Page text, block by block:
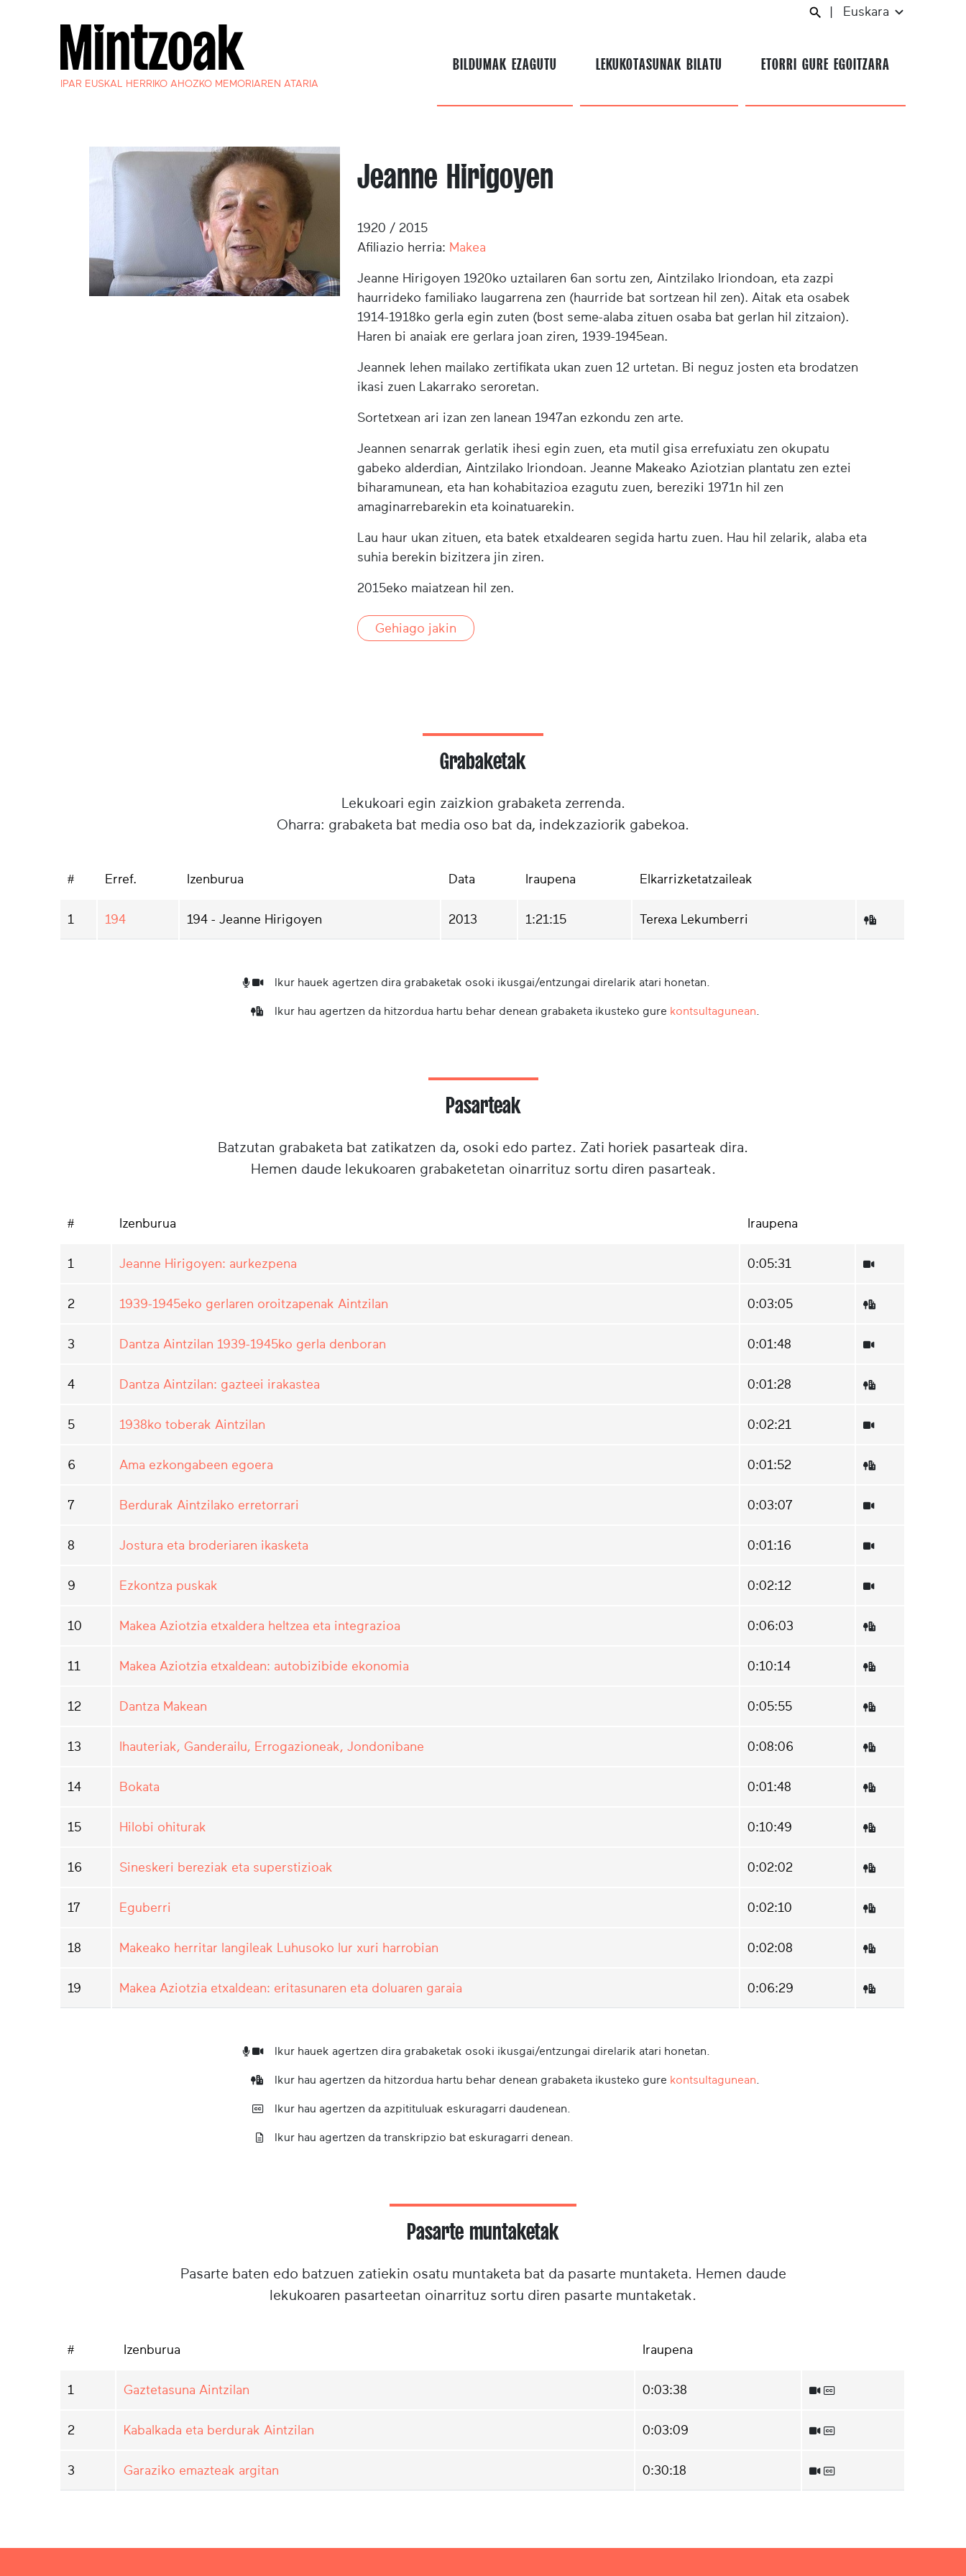
IPAR EUSKAL HERRIKO AHOZKO MEMORIAREN ATARIA
Euskara
BILDUMAK EZAGUTU LEKUKOTASUNAK BILATU ETORRI GURE EGOITZARA
Jeanne Hirigoyen
1920 / 2015
Afiliazio herria: Makea
Jeanne Hirigoyen 1920ko uztailaren 6an sortu zen, Aintzilako Iriondoan, eta zazpi
haurrideko familiako laugarrena zen (haurride bat sortzean hil zen). Aitak eta osabek
1914-1918ko gerla egin zuten (bost seme-alaba zituen osaba bat gerlan hil zitzaion).
Haren bi anaiak ere gerlara joan ziren, 1939-1945ean.
Jeannek lehen mailako zertifikata ukan zuen 12 urtetan. Bi neguz josten eta brodatzen
ikasi zuen Lakarrako seroretan.
Sortetxean ari izan zen lanean 1947an ezkondu zen arte.
Jeannen senarrak gerlatik ihesi egin zuen, eta mutil gisa errefuxiatu zen okupatu
gabeko alderdian, Aintzilako Iriondoan. Jeanne Makeako Aziotzian plantatu zen eztei
biharamunean, eta han kohabitazioa ezagutu zuen, bereziki 1971n hil zen
amaginarrebarekin eta koinatuarekin.
Lau haur ukan zituen, eta batek etxaldearen segida hartu zuen. Hau hil zelarik, alaba eta
suhia berekin bizitzera jin ziren.
2015eko maiatzean hil zen.
Gehiago jakin
Grabaketak
Lekukoari egin zaizkion grabaketa zerrenda.
Oharra: grabaketa bat media oso bat da, indekzaziorik gabekoa.
# Erref. Izenburua Data Iraupena Elkarrizketatzaileak
1 194 194 - Jeanne Hirigoyen 2013 1:21:15 Terexa Lekumberri
Ikur hauek agertzen dira grabaketak osoki ikusgai/entzungai direlarik atari honetan.
Ikur hau agertzen da hitzordua hartu behar denean grabaketa ikusteko gure kontsultagunean
Pasarteak
Batzutan grabaketa bat zatikatzen da, osoki edo partez. Zati horiek pasarteak dira.
Hemen daude lekukoaren grabaketetan oinarrituz sortu diren pasarteak.
# Izenburua Iraupena
1 Jeanne Hirigoyen: aurkezpena 0:05:31
2 1939-1945eko gerlaren oroitzapenak Aintzilan 0:03:05
3 Dantza Aintzilan 1939-1945ko gerla denboran 0:01:48
4 Dantza Aintzilan: gazteei irakastea 0:01:28
5 1938ko toberak Aintzilan 0:02:21
6 Ama ezkongabeen egoera 0:01:52
7 Berdurak Aintzilako erretorrari 0:03:07
8 Jostura eta broderiaren ikasketa 0:01:16
9 Ezkontza puskak 0:02:12
10 Makea Aziotzia etxaldera heltzea eta integrazioa 0:06:03
11 Makea Aziotzia etxaldean: autobizibide ekonomia 0:10:14
12 Dantza Makean 0:05:55
13 Ihauteriak, Ganderailu, Errogazioneak, Jondonibane 0:08:06
14 Bokata 0:01:48
15 Hilobi ohiturak 0:10:49
16 Sineskeri bereziak eta superstizioak 0:02:02
17 Eguberri 0:02:10
18 Makeako herritar langileak Luhusoko lur xuri harrobian 0:02:08
19 Makea Aziotzia etxaldean: eritasunaren eta doluaren garaia 0:06:29
Ikur hauek agertzen dira grabaketak osoki ikusgai/entzungai direlarik atari honetan.
Ikur hau agertzen da hitzordua hartu behar denean grabaketa ikusteko gure kontsultagunean
Ikur hau agertzen da azpitituluak eskuragarri daudenean.
Ikur hau agertzen da transkripzio bat eskuragarri denean.
Pasarte muntaketak
Pasarte baten edo batzuen zatiekin osatu muntaketa bat da pasarte muntaketa. Hemen daude
lekukoaren pasarteetan oinarrituz sortu diren pasarte muntaketak.
# Izenburua Iraupena
1 Gaztetasuna Aintzilan 0:03:38
2 Kabalkada eta berdurak Aintzilan 0:03:09
3 Garaziko emazteak argitan 0:30:18